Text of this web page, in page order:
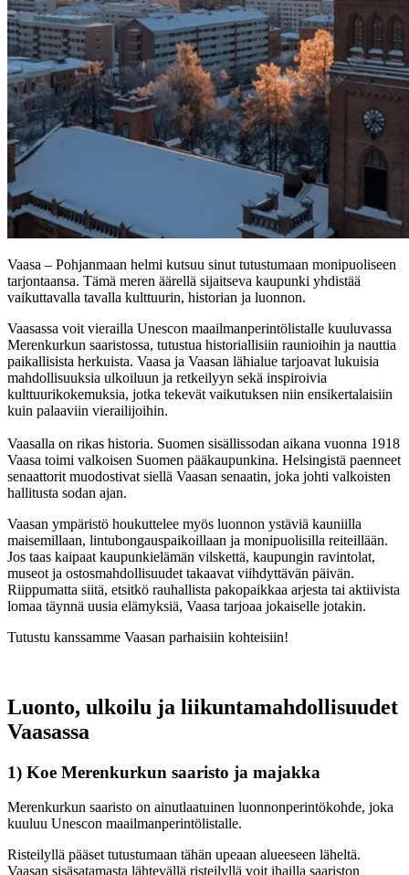
Vaasa – Pohjanmaan helmi kutsuu sinut tutustumaan monipuoliseen
tarjontaansa. Tämä meren äärellä sijaitseva kaupunki yhdistää
vaikuttavalla tavalla kulttuurin, historian ja luonnon.
Vaasassa voit vierailla Unescon maailmanperintölistalle kuuluvassa
Merenkurkun saaristossa, tutustua historiallisiin raunioihin ja nauttia
paikallisista herkuista. Vaasa ja Vaasan lähialue tarjoavat lukuisia
mahdollisuuksia ulkoiluun ja retkeilyyn sekä inspiroivia
kulttuurikokemuksia, jotka tekevät vaikutuksen niin ensikertalaisiin
kuin palaaviin vierailijoihin.
Vaasalla on rikas historia. ​Suomen sisällissodan aikana vuonna 1918
Vaasa toimi valkoisen Suomen pääkaupunkina. Helsingistä paenneet
senaattorit muodostivat siellä Vaasan senaatin, joka johti valkoisten
hallitusta sodan ajan.
Vaasan ympäristö houkuttelee myös luonnon ystäviä kauniilla
maisemillaan, lintubongauspaikoillaan ja monipuolisilla reiteillään.
Jos taas kaipaat kaupunkielämän vilskettä, kaupungin ravintolat,
museot ja ostosmahdollisuudet takaavat viihdyttävän päivän.
Riippumatta siitä, etsitkö rauhallista pakopaikkaa arjesta tai aktiivista
lomaa täynnä uusia elämyksiä, Vaasa tarjoaa jokaiselle jotakin.
Tutustu kanssamme Vaasan parhaisiin kohteisiin!
Luonto, ulkoilu ja liikuntamahdollisuudet
Vaasassa
1) Koe Merenkurkun saaristo ja majakka
Merenkurkun saaristo on ainutlaatuinen luonnonperintökohde, joka
kuuluu Unescon maailmanperintölistalle.
Risteilyllä pääset tutustumaan tähän upeaan alueeseen läheltä.
Vaasan sisäsatamasta lähtevällä risteilyllä voit ihailla saariston